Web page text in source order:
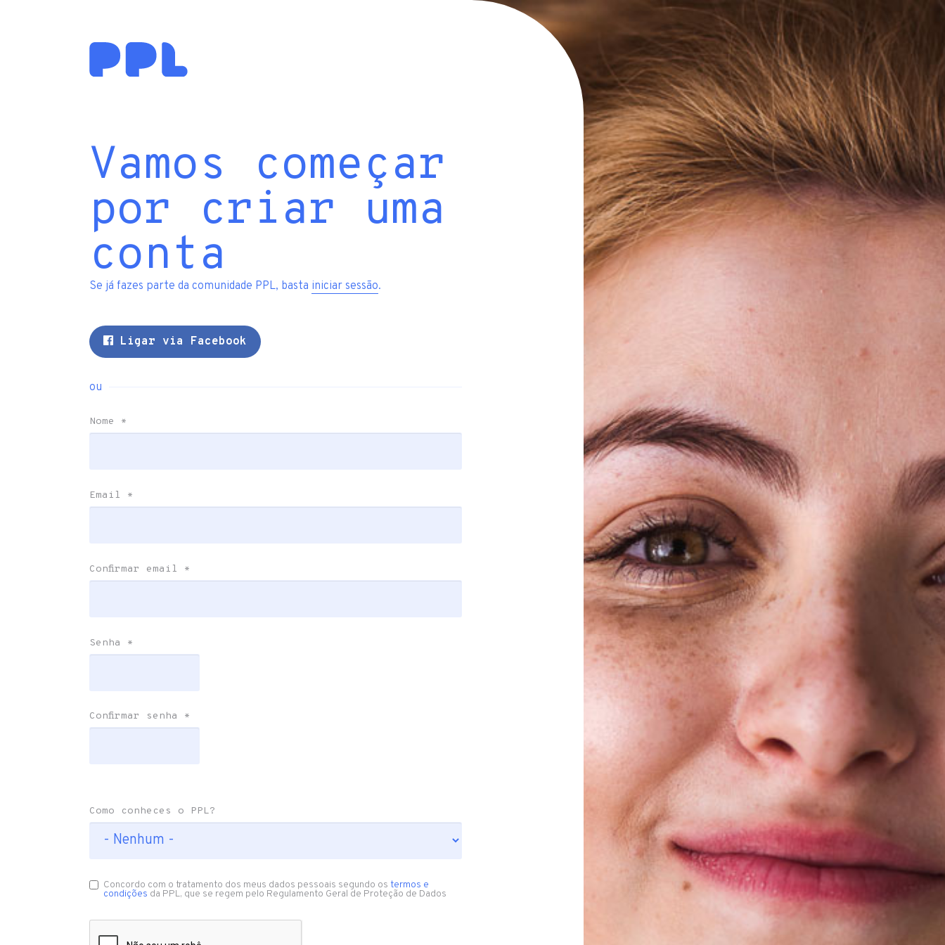
Vamos começar
por criar uma
conta
Se já fazes parte da comunidade PPL, basta iniciar sessão.
Ligar via Facebook
ou
Nome *
Email *
Confirmar email *
Senha *
Confirmar senha *
Como conheces o PPL?
Concordo com o tratamento dos meus dados pessoais segundo os termos e
condições da PPL, que se regem pelo Regulamento Geral de Proteção de Dados